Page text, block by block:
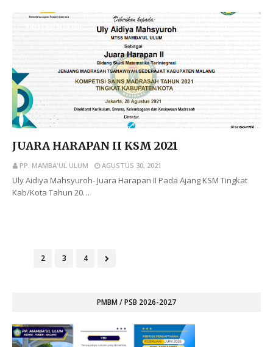
JUARA HARAPAN II KSM 2021
PP. MAMBA'UL ULUM AGUSTUS 30, 2021
Uly Aidiya Mahsyuroh- Juara Harapan II Pada Ajang KSM Tingkat
Kab/Kota Tahun 20…
2 3 4
PMBM / PSB 2026-2027